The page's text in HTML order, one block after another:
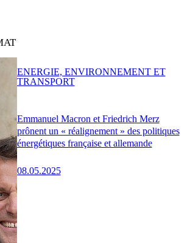
Emmanuel Macron et Friedrich Merz
prônent un « réalignement » des politiques
énergétiques française et allemande
08.05.2025
ENERGIE, ENVIRONNEMENT ET
TRANSPORT